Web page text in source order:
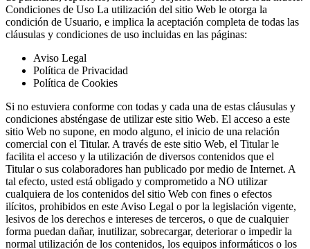
Condiciones de Uso La utilización del sitio Web le otorga la
condición de Usuario, e implica la aceptación completa de todas las
cláusulas y condiciones de uso incluidas en las páginas:
Aviso Legal
Política de Privacidad
Política de Cookies
Si no estuviera conforme con todas y cada una de estas cláusulas y
condiciones absténgase de utilizar este sitio Web. El acceso a este
sitio Web no supone, en modo alguno, el inicio de una relación
comercial con el Titular. A través de este sitio Web, el Titular le
facilita el acceso y la utilización de diversos contenidos que el
Titular o sus colaboradores han publicado por medio de Internet. A
tal efecto, usted está obligado y comprometido a NO utilizar
cualquiera de los contenidos del sitio Web con fines o efectos
ilícitos, prohibidos en este Aviso Legal o por la legislación vigente,
lesivos de los derechos e intereses de terceros, o que de cualquier
forma puedan dañar, inutilizar, sobrecargar, deteriorar o impedir la
normal utilización de los contenidos, los equipos informáticos o los